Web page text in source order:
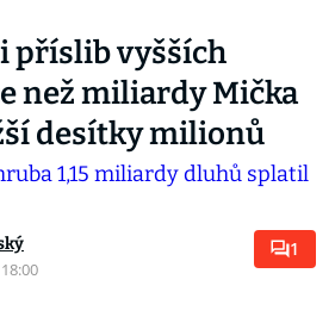
příslib vyšších
než miliardy Mička
desítky milionů
18:00
1